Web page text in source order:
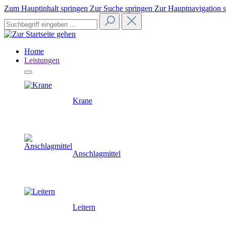
Zum Hauptinhalt springen Zur Suche springen Zur Hauptnavigation
Home
Leistungen
Krane
Anschlagmittel
Leitern